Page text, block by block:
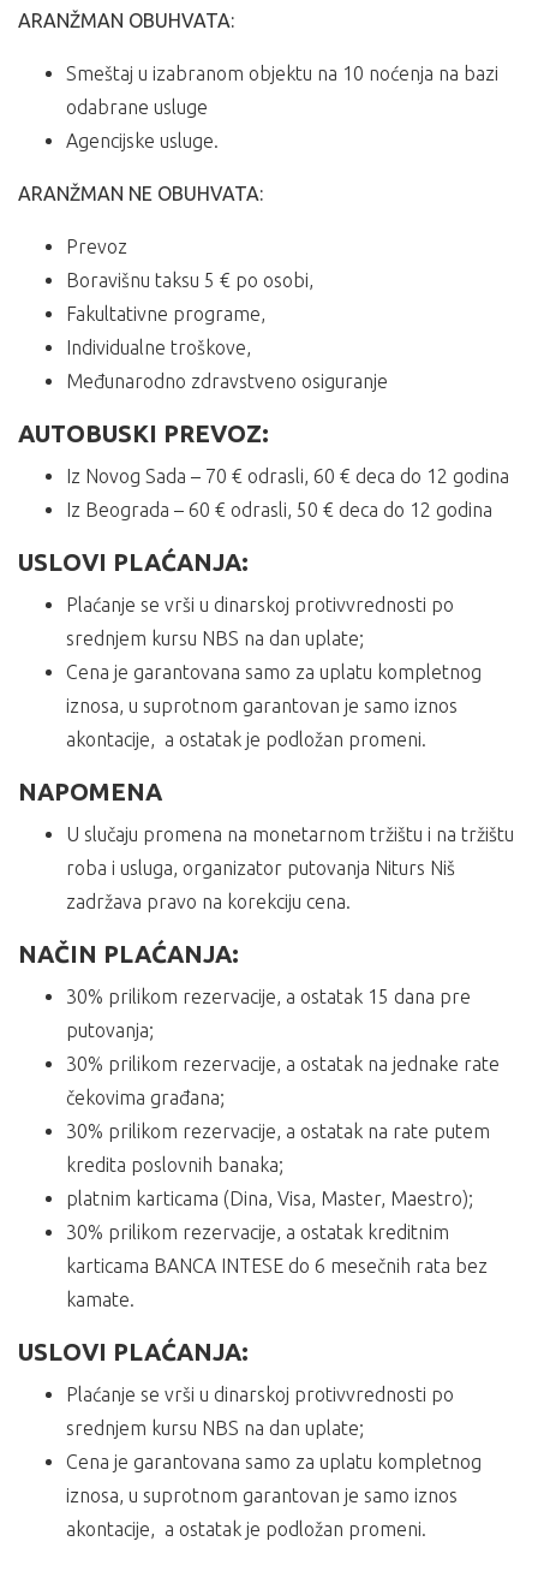
ARANŽMAN OBUHVATA:
Smeštaj u izabranom objektu na 10 noćenja na bazi
odabrane usluge
Agencijske usluge.
ARANŽMAN NE OBUHVATA:
Prevoz
Boravišnu taksu 5 € po osobi,
Fakultativne programe,
Individualne troškove,
Međunarodno zdravstveno osiguranje
AUTOBUSKI PREVOZ:
Iz Novog Sada – 70 € odrasli, 60 € deca do 12 godina
Iz Beograda – 60 € odrasli, 50 € deca do 12 godina
USLOVI PLAĆANJA:
Plaćanje se vrši u dinarskoj protivvrednosti po
srednjem kursu NBS na dan uplate;
Cena je garantovana samo za uplatu kompletnog
iznosa, u suprotnom garantovan je samo iznos
akontacije, a ostatak je podložan promeni.
NAPOMENA
U slučaju promena na monetarnom tržištu i na tržištu
roba i usluga, organizator putovanja Niturs Niš
zadržava pravo na korekciju cena.
NAČIN PLAĆANJA:
30% prilikom rezervacije, a ostatak 15 dana pre
putovanja;
30% prilikom rezervacije, a ostatak na jednake rate
čekovima građana;
30% prilikom rezervacije, a ostatak na rate putem
kredita poslovnih banaka;
platnim karticama (Dina, Visa, Master, Maestro);
30% prilikom rezervacije, a ostatak kreditnim
karticama BANCA INTESE do 6 mesečnih rata bez
kamate.
USLOVI PLAĆANJA:
Plaćanje se vrši u dinarskoj protivvrednosti po
srednjem kursu NBS na dan uplate;
Cena je garantovana samo za uplatu kompletnog
iznosa, u suprotnom garantovan je samo iznos
akontacije, a ostatak je podložan promeni.